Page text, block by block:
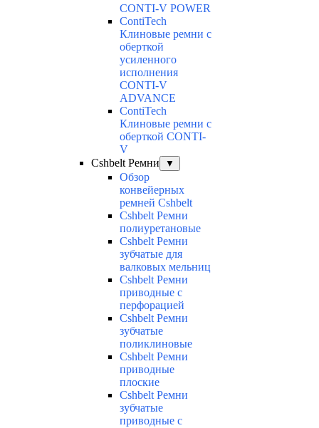
CONTI-V POWER
ContiTech
Клиновые ремни с
оберткой
усиленного
исполнения
CONTI-V
ADVANCE
ContiTech
Клиновые ремни с
оберткой CONTI-
V
Cshbelt Ремни
▼
Обзор
конвейерных
ремней Cshbelt
Cshbelt Ремни
полиуретановые
Cshbelt Ремни
зубчатые для
валковых мельниц
Cshbelt Ремни
приводные с
перфорацией
Cshbelt Ремни
зубчатые
поликлиновые
Cshbelt Ремни
приводные
плоские
Cshbelt Ремни
зубчатые
приводные с